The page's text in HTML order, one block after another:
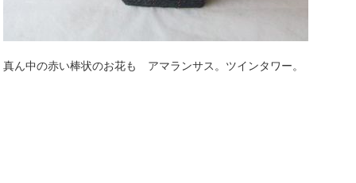
真ん中の赤い棒状のお花も アマランサス。ツインタワー。